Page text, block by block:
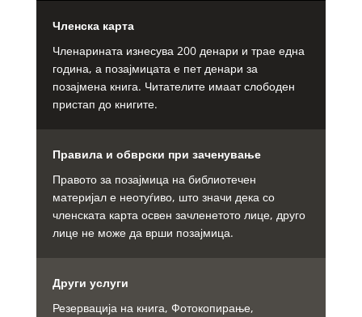
Членска карта
Членарината изнесува 200 денари и трае една
година, а позајмицата е пет денари за
позајмена книга. Читателите имаат слободен
пристап до книгите.
Правила и обврски при заченување
Правото за позајмица на библиотечен
материјал е неотуѓиво, што значи дека со
членската карта освен зачленетото лице, друго
лице не може да врши позајмица.
Други услуги
Резервација на книга, Фотокопирање,